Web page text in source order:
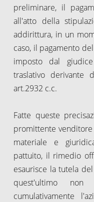
preliminare, il
all'atto della
addirittura, in un
caso, il pagamento
imposto dal
traslativo derivante
art.2932 c.c.
Fatte queste
promittente
materiale e
pattuito, il rimedio
esaurisce la tutela
quest'ultimo non
cumulativamente